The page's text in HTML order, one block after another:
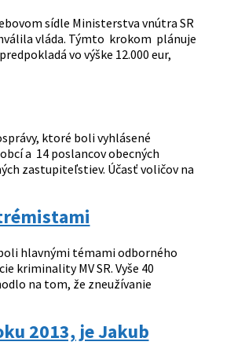
sídle Ministerstva vnútra SR
vláda. Týmto krokom plánuje
vo výške 12.000 eur,
ktoré boli vyhlásené
a 14 poslancov obecných
zastupiteľstiev. Účasť voličov na
hlavnými témami odborného
kriminality MV SR. Vyše 40
na tom, že zneužívanie
2013, je Jakub